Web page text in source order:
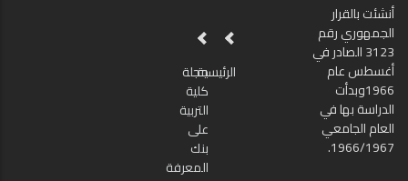
أنشئت بالقرار
الجمهوري رقم
3123 الصادر في
أغسطس عام
1966وبدأت
الدراسة بها في
العام الجامعي
1966/1967.
الرئيسيةمجلة
كلية
التربية
على
بنك
المعرفة